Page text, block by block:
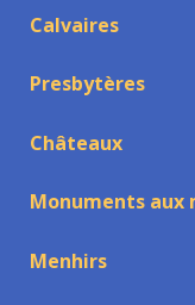
Calvaires
Presbytères
Châteaux
Monuments aux
Menhirs